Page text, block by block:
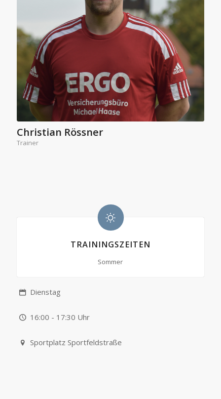
Christian Rössner
Trainer
TRAININGSZEITEN
Sommer
Dienstag
16:00 - 17:30 Uhr
Sportplatz Sportfeldstraße